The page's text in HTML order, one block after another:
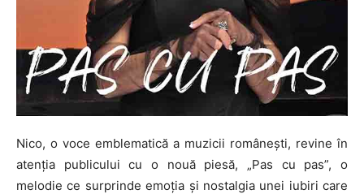
Nico, o voce emblematică a muzicii românești, revine în
atenția publicului cu o nouă piesă, „Pas cu pas”, o
melodie ce surprinde emoția și nostalgia unei iubiri care